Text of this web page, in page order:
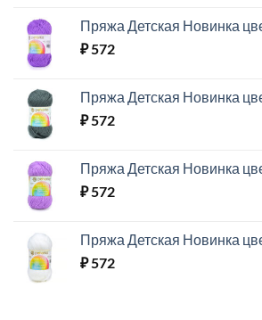
Пряжа Детская Новинка
₽572
Пряжа Детская Новинка
₽572
Пряжа Детская Новинка
₽572
Пряжа Детская Новинка
₽572